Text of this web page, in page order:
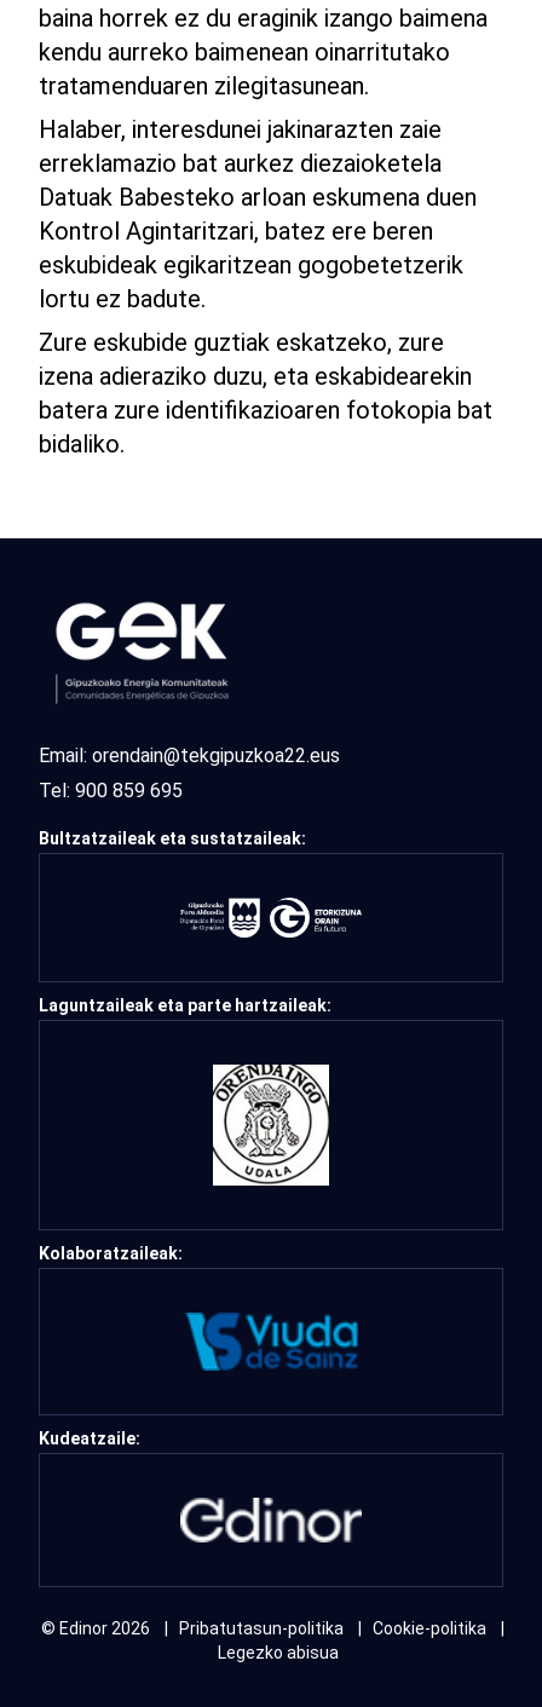
baina horrek ez du eraginik izango baimena
kendu aurreko baimenean oinarritutako
tratamenduaren zilegitasunean.
Halaber, interesdunei jakinarazten zaie
erreklamazio bat aurkez diezaioketela
Datuak Babesteko arloan eskumena duen
Kontrol Agintaritzari, batez ere beren
eskubideak egikaritzean gogobetetzerik
lortu ez badute.
Zure eskubide guztiak eskatzeko, zure
izena adieraziko duzu, eta eskabidearekin
batera zure identifikazioaren fotokopia bat
bidaliko.
Email: orendain@tekgipuzkoa22.eus
Tel: 900 859 695
Bultzatzaileak eta sustatzaileak:
Laguntzaileak eta parte hartzaileak:
Kolaboratzaileak:
Kudeatzaile:
© Edinor 2026 Pribatutasun-politika
Cookie-politika
Legezko abisua